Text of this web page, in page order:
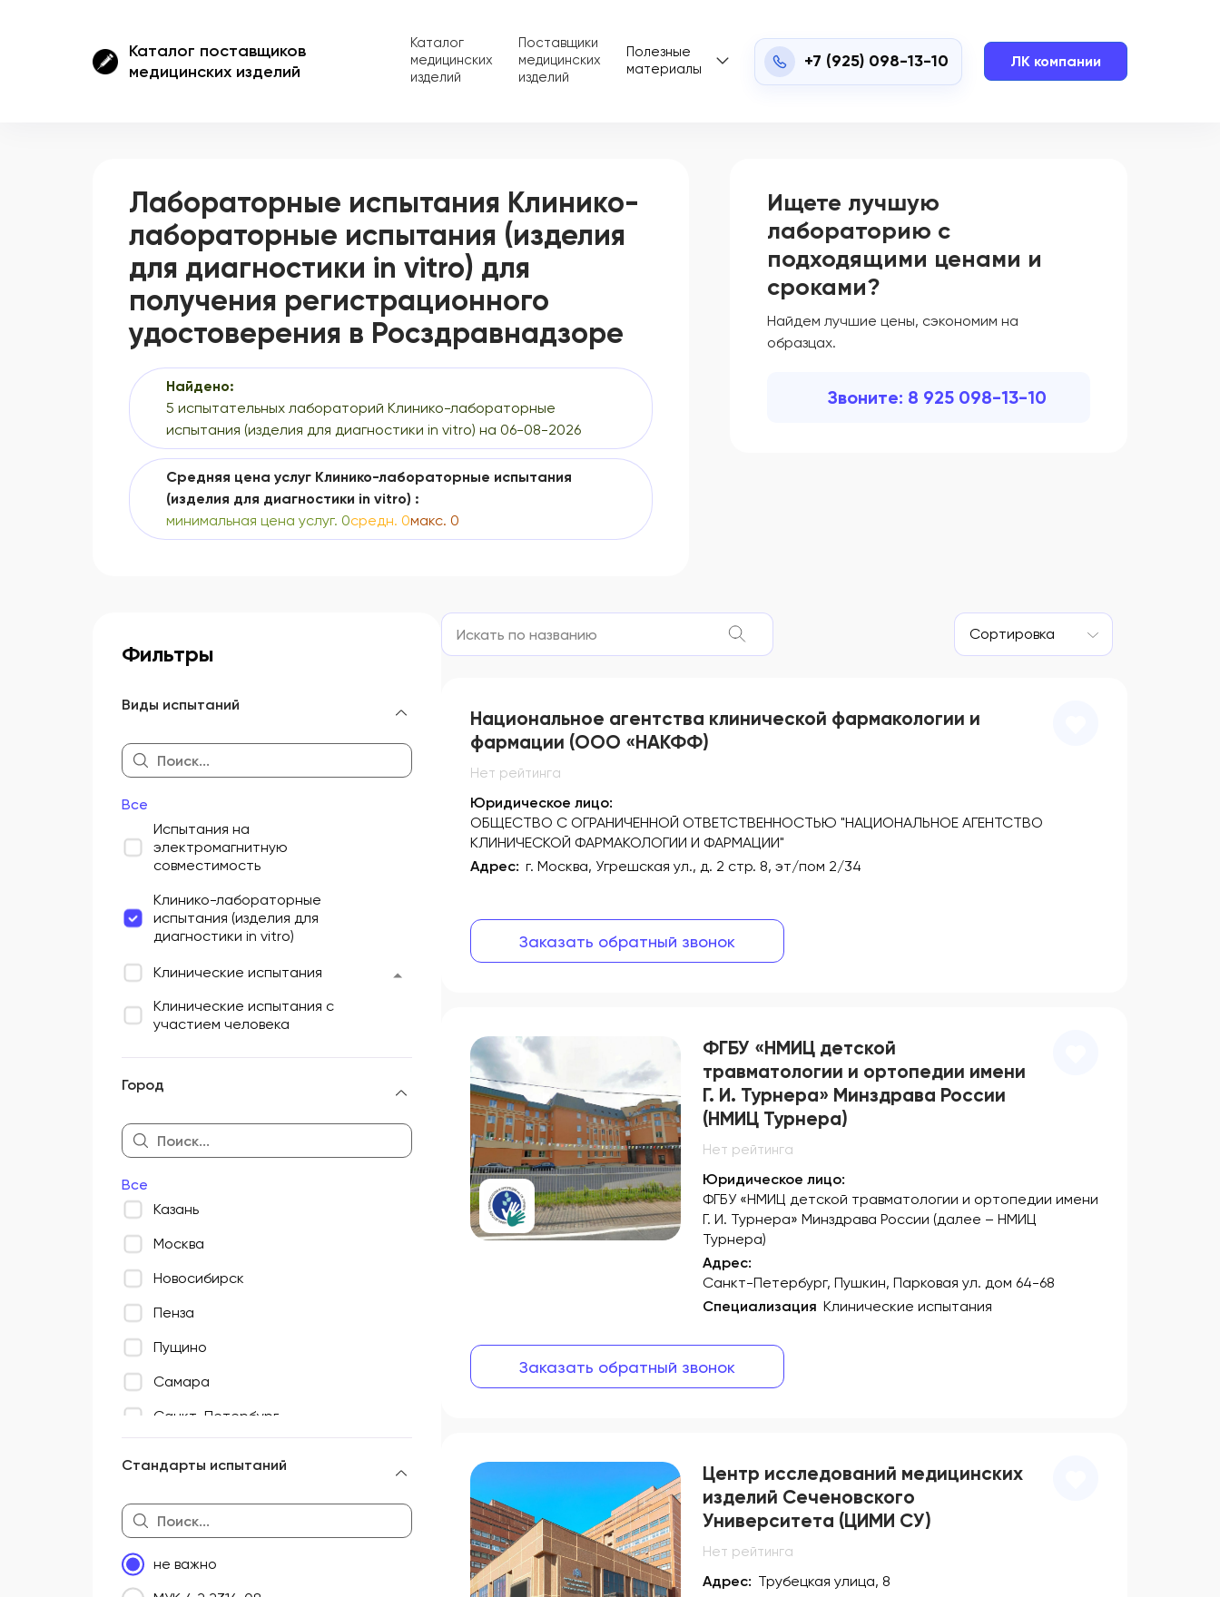
Каталог поставщиков
медицинских изделий
Каталог
медицинских
изделий
Поставщики
медицинских
изделий
Полезные
материалы
+7 (925) 098-13-10 ЛК компании
Лабораторные испытания Клинико-
лабораторные испытания (изделия
для диагностики in vitro) для
получения регистрационного
удостоверения в Росздравнадзоре
Найдено:
5 испытательных лабораторий Клинико-лабораторные
испытания (изделия для диагностики in vitro) на 06-08-2026
Средняя цена услуг Клинико-лабораторные испытания
(изделия для диагностики in vitro) :
минимальная цена услуг. 0средн. 0макс. 0
Ищете лучшую
лабораторию с
подходящими ценами и
сроками?
Найдем лучшие цены, сэкономим на
образцах.
Звоните: 8 925 098-13-10
Фильтры
Виды испытаний
Все
Испытания на
электромагнитную
совместимость
Клинико-лабораторные
испытания (изделия для
диагностики in vitro)
Клинические испытания
Клинические испытания c
участием человека
Метрология
Технические испытания
Токсикологические испытания
Город
Все
Казань
Москва
Новосибирск
Пенза
Пущино
Самара
Санкт-Петербург
Стандарты испытаний
не важно
Сортировка
Национальное агентства клинической фармакологии и
фармации (ООО «НАКФФ)
Нет рейтинга
Юридическое лицо:
ОБЩЕСТВО С ОГРАНИЧЕННОЙ ОТВЕТСТВЕННОСТЬЮ "НАЦИОНАЛЬНОЕ АГЕНТСТВО
КЛИНИЧЕСКОЙ ФАРМАКОЛОГИИ И ФАРМАЦИИ"
Адрес: г. Москва, Угрешская ул., д. 2 стр. 8, эт/пом 2/34
Заказать обратный звонок
ФГБУ «НМИЦ детской
травматологии и ортопедии имени
Г. И. Турнера» Минздрава России
(НМИЦ Турнера)
Нет рейтинга
Юридическое лицо:
ФГБУ «НМИЦ детской травматологии и ортопедии имени
Г. И. Турнера» Минздрава России (далее – НМИЦ
Турнера)
Адрес:
Санкт-Петербург, Пушкин, Парковая ул. дом 64-68
Специализация Клинические испытания
Заказать обратный звонок
Центр исследований медицинских
изделий Сеченовского
Университета (ЦИМИ СУ)
Нет рейтинга
Адрес: Трубецкая улица, 8